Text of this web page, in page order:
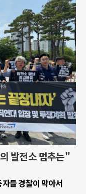
발전소 멈추는"
들 경찰이 막아서